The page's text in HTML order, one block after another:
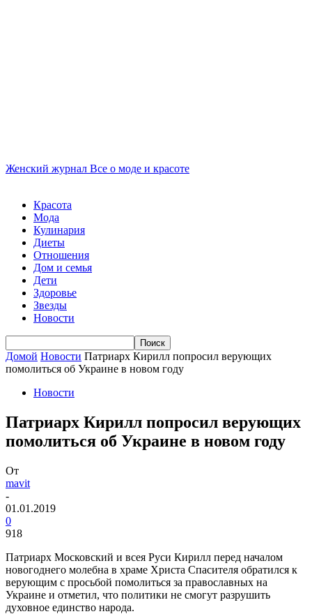
Женский журнал Все о моде и красоте
Красота
Мода
Кулинария
Диеты
Отношения
Дом и семья
Дети
Здоровье
Звезды
Новости
Домой Новости Патриарх Кирилл попросил верующих
помолиться об Украине в новом году
Новости
Патриарх Кирилл попросил верующих
помолиться об Украине в новом году
От
mavit
-
01.01.2019
0
918
Патриарх Московский и всея Руси Кирилл перед началом
новогоднего молебна в храме Христа Спасителя обратился к
верующим с просьбой помолиться за православных на
Украине и отметил, что политики не смогут разрушить
духовное единство народа.